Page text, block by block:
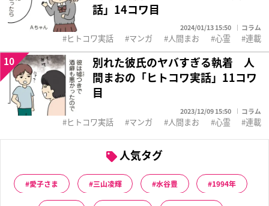
話」14コワ目
2024/01/13 15:50 コラム
ヒトコワ実話 マンガ 人間まお 心霊 連載
別れた彼氏のヤバすぎる執着 人
間まおの「ヒトコワ実話」11コワ
目
2023/12/09 15:50 コラム
10
ヒトコワ実話 マンガ 人間まお 心霊 連載
人気タグ
愛子さま 三山凌輝 水谷豊 1994年